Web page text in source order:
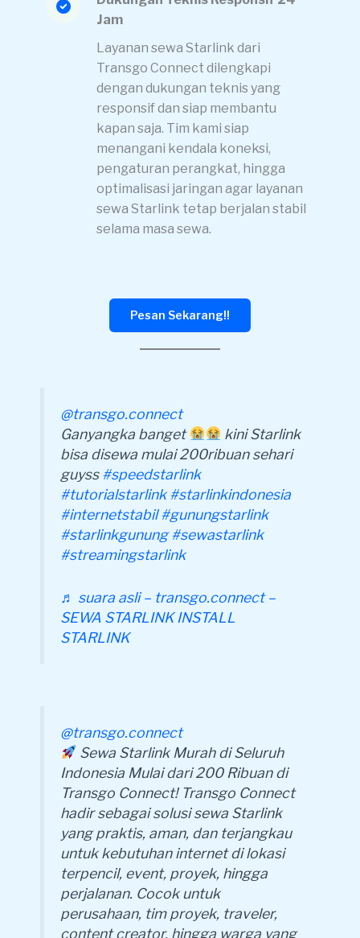
Jam
Layanan sewa Starlink dari
Transgo Connect dilengkapi
dengan dukungan teknis yang
responsif dan siap membantu
kapan saja. Tim kami siap
menangani kendala koneksi,
pengaturan perangkat, hingga
optimalisasi jaringan agar layanan
sewa Starlink tetap berjalan stabil
selama masa sewa.
Pesan Sekarang!!
@transgo.connect
Ganyangka banget
kini Starlink
bisa disewa mulai 200ribuan sehari
guyss#speedstarlink
#tutorialstarlink #starlinkindonesia
#internetstabil #gunungstarlink
#starlinkgunung #sewastarlink
#streamingstarlink
♬ suara asli – transgo.connect –
SEWA STARLINK INSTALL
STARLINK
@transgo.connect
Sewa Starlink Murah di Seluruh
Indonesia Mulai dari 200 Ribuan di
Transgo Connect! Transgo Connect
hadir sebagai solusi sewa Starlink
yang praktis, aman, dan terjangkau
untuk kebutuhan internet di lokasi
terpencil, event, proyek, hingga
perjalanan. Cocok untuk
perusahaan, tim proyek, traveler,
content creator, hingga warga yang